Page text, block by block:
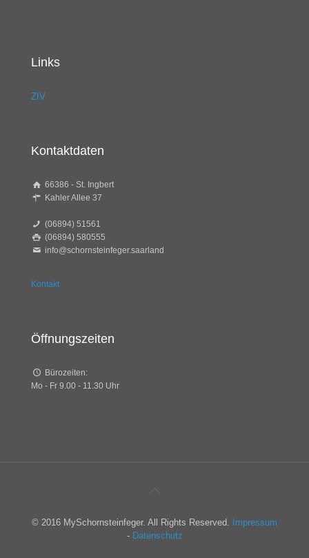
Links
ZIV
Kontaktdaten
66386 - St. Ingbert
Kahler Allee 37
(06894) 51561
(06894) 580555
info@schornsteinfeger.saarland
Kontakt
Öffnungszeiten
Bürozeiten:
Mo - Fr 9.00 - 11.30 Uhr
© 2016 MySchornsteinfeger. All Rights Reserved.
Impressum
- Datenschutz